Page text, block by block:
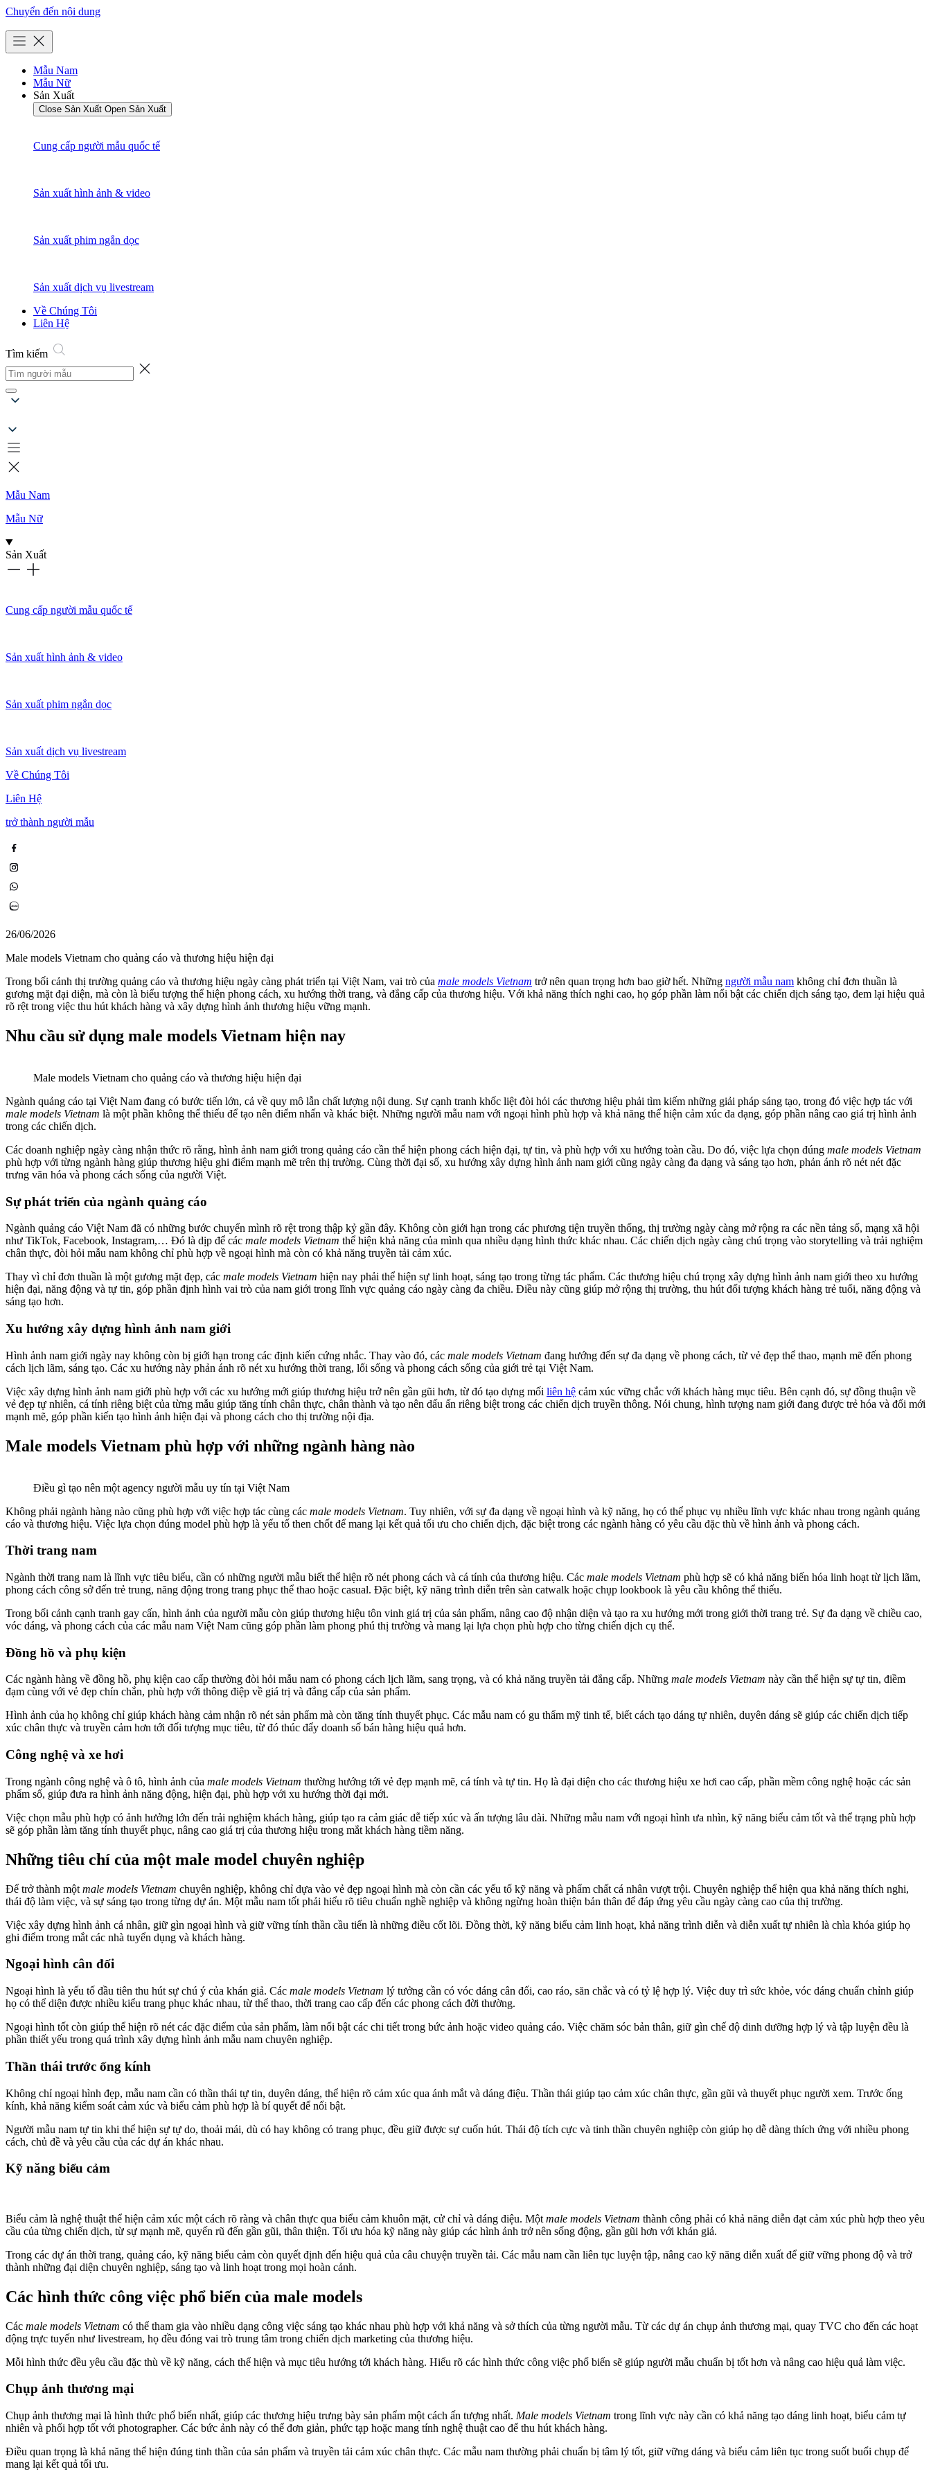
Chuyển đến nội dung
Mẫu Nam
Mẫu Nữ
Sản Xuất
Close Sản Xuất Open Sản Xuất
Cung cấp người mẫu quốc tế
Sản xuất hình ảnh & video
Sản xuất phim ngắn dọc
Sản xuất dịch vụ livestream
Về Chúng Tôi
Liên Hệ
Tìm kiếm
Mẫu Nam
Mẫu Nữ
Sản Xuất
Cung cấp người mẫu quốc tế
Sản xuất hình ảnh & video
Sản xuất phim ngắn dọc
Sản xuất dịch vụ livestream
Về Chúng Tôi
Liên Hệ
trở thành người mẫu
26/06/2026
Male models Vietnam cho quảng cáo và thương hiệu hiện đại
Trong bối cảnh thị trường quảng cáo và thương hiệu ngày càng phát triển tại Việt Nam, vai trò của male models Vietnam trở nên quan trọng hơn bao giờ hết. Những người mẫu nam không chỉ đơn thuần là
gương mặt đại diện, mà còn là biểu tượng thể hiện phong cách, xu hướng thời trang, và đẳng cấp của thương hiệu. Với khả năng thích nghi cao, họ góp phần làm nổi bật các chiến dịch sáng tạo, đem lại hiệu quả
rõ rệt trong việc thu hút khách hàng và xây dựng hình ảnh thương hiệu vững mạnh.
Nhu cầu sử dụng male models Vietnam hiện nay
Male models Vietnam cho quảng cáo và thương hiệu hiện đại
Ngành quảng cáo tại Việt Nam đang có bước tiến lớn, cả về quy mô lẫn chất lượng nội dung. Sự cạnh tranh khốc liệt đòi hỏi các thương hiệu phải tìm kiếm những giải pháp sáng tạo, trong đó việc hợp tác với
male models Vietnam là một phần không thể thiếu để tạo nên điểm nhấn và khác biệt. Những người mẫu nam với ngoại hình phù hợp và khả năng thể hiện cảm xúc đa dạng, góp phần nâng cao giá trị hình ảnh
trong các chiến dịch.
Các doanh nghiệp ngày càng nhận thức rõ rằng, hình ảnh nam giới trong quảng cáo cần thể hiện phong cách hiện đại, tự tin, và phù hợp với xu hướng toàn cầu. Do đó, việc lựa chọn đúng male models Vietnam
phù hợp với từng ngành hàng giúp thương hiệu ghi điểm mạnh mẽ trên thị trường. Cùng thời đại số, xu hướng xây dựng hình ảnh nam giới cũng ngày càng đa dạng và sáng tạo hơn, phản ánh rõ nét nét đặc
trưng văn hóa và phong cách sống của người Việt.
Sự phát triển của ngành quảng cáo
Ngành quảng cáo Việt Nam đã có những bước chuyển mình rõ rệt trong thập kỷ gần đây. Không còn giới hạn trong các phương tiện truyền thống, thị trường ngày càng mở rộng ra các nền tảng số, mạng xã hội
như TikTok, Facebook, Instagram,… Đó là dịp để các male models Vietnam thể hiện khả năng của mình qua nhiều dạng hình thức khác nhau. Các chiến dịch ngày càng chú trọng vào storytelling và trải nghiệm
chân thực, đòi hỏi mẫu nam không chỉ phù hợp về ngoại hình mà còn có khả năng truyền tải cảm xúc.
Thay vì chỉ đơn thuần là một gương mặt đẹp, các male models Vietnam hiện nay phải thể hiện sự linh hoạt, sáng tạo trong từng tác phẩm. Các thương hiệu chú trọng xây dựng hình ảnh nam giới theo xu hướng
hiện đại, năng động và tự tin, góp phần định hình vai trò của nam giới trong lĩnh vực quảng cáo ngày càng đa chiều. Điều này cũng giúp mở rộng thị trường, thu hút đối tượng khách hàng trẻ tuổi, năng động và
sáng tạo hơn.
Xu hướng xây dựng hình ảnh nam giới
Hình ảnh nam giới ngày nay không còn bị giới hạn trong các định kiến cứng nhắc. Thay vào đó, các male models Vietnam đang hướng đến sự đa dạng về phong cách, từ vẻ đẹp thể thao, mạnh mẽ đến phong
cách lịch lãm, sáng tạo. Các xu hướng này phản ánh rõ nét xu hướng thời trang, lối sống và phong cách sống của giới trẻ tại Việt Nam.
Việc xây dựng hình ảnh nam giới phù hợp với các xu hướng mới giúp thương hiệu trở nên gần gũi hơn, từ đó tạo dựng mối liên hệ cảm xúc vững chắc với khách hàng mục tiêu. Bên cạnh đó, sự đồng thuận về
vẻ đẹp tự nhiên, cá tính riêng biệt của từng mẫu giúp tăng tính chân thực, chân thành và tạo nên dấu ấn riêng biệt trong các chiến dịch truyền thông. Nói chung, hình tượng nam giới đang được trẻ hóa và đổi mới
mạnh mẽ, góp phần kiến tạo hình ảnh hiện đại và phong cách cho thị trường nội địa.
Male models Vietnam phù hợp với những ngành hàng nào
Điều gì tạo nên một agency người mẫu uy tín tại Việt Nam
Không phải ngành hàng nào cũng phù hợp với việc hợp tác cùng các male models Vietnam. Tuy nhiên, với sự đa dạng về ngoại hình và kỹ năng, họ có thể phục vụ nhiều lĩnh vực khác nhau trong ngành quảng
cáo và thương hiệu. Việc lựa chọn đúng model phù hợp là yếu tố then chốt để mang lại kết quả tối ưu cho chiến dịch, đặc biệt trong các ngành hàng có yêu cầu đặc thù về hình ảnh và phong cách.
Thời trang nam
Ngành thời trang nam là lĩnh vực tiêu biểu, cần có những người mẫu biết thể hiện rõ nét phong cách và cá tính của thương hiệu. Các male models Vietnam phù hợp sẽ có khả năng biến hóa linh hoạt từ lịch lãm,
phong cách công sở đến trẻ trung, năng động trong trang phục thể thao hoặc casual. Đặc biệt, kỹ năng trình diễn trên sàn catwalk hoặc chụp lookbook là yêu cầu không thể thiếu.
Trong bối cảnh cạnh tranh gay cấn, hình ảnh của người mẫu còn giúp thương hiệu tôn vinh giá trị của sản phẩm, nâng cao độ nhận diện và tạo ra xu hướng mới trong giới thời trang trẻ. Sự đa dạng về chiều cao,
vóc dáng, và phong cách của các mẫu nam Việt Nam cũng góp phần làm phong phú thị trường và mang lại lựa chọn phù hợp cho từng chiến dịch cụ thể.
Đồng hồ và phụ kiện
Các ngành hàng về đồng hồ, phụ kiện cao cấp thường đòi hỏi mẫu nam có phong cách lịch lãm, sang trọng, và có khả năng truyền tải đẳng cấp. Những male models Vietnam này cần thể hiện sự tự tin, điềm
đạm cùng với vẻ đẹp chín chắn, phù hợp với thông điệp về giá trị và đẳng cấp của sản phẩm.
Hình ảnh của họ không chỉ giúp khách hàng cảm nhận rõ nét sản phẩm mà còn tăng tính thuyết phục. Các mẫu nam có gu thẩm mỹ tinh tế, biết cách tạo dáng tự nhiên, duyên dáng sẽ giúp các chiến dịch tiếp
xúc chân thực và truyền cảm hơn tới đối tượng mục tiêu, từ đó thúc đẩy doanh số bán hàng hiệu quả hơn.
Công nghệ và xe hơi
Trong ngành công nghệ và ô tô, hình ảnh của male models Vietnam thường hướng tới vẻ đẹp mạnh mẽ, cá tính và tự tin. Họ là đại diện cho các thương hiệu xe hơi cao cấp, phần mềm công nghệ hoặc các sản
phẩm số, giúp đưa ra hình ảnh năng động, hiện đại, phù hợp với xu hướng thời đại mới.
Việc chọn mẫu phù hợp có ảnh hưởng lớn đến trải nghiệm khách hàng, giúp tạo ra cảm giác dễ tiếp xúc và ấn tượng lâu dài. Những mẫu nam với ngoại hình ưa nhìn, kỹ năng biểu cảm tốt và thể trạng phù hợp
sẽ góp phần làm tăng tính thuyết phục, nâng cao giá trị của thương hiệu trong mắt khách hàng tiềm năng.
Những tiêu chí của một male model chuyên nghiệp
Để trở thành một male models Vietnam chuyên nghiệp, không chỉ dựa vào vẻ đẹp ngoại hình mà còn cần các yếu tố kỹ năng và phẩm chất cá nhân vượt trội. Chuyên nghiệp thể hiện qua khả năng thích nghi,
thái độ làm việc, và sự sáng tạo trong từng dự án. Một mẫu nam tốt phải hiểu rõ tiêu chuẩn nghề nghiệp và không ngừng hoàn thiện bản thân để đáp ứng yêu cầu ngày càng cao của thị trường.
Việc xây dựng hình ảnh cá nhân, giữ gìn ngoại hình và giữ vững tính thần cầu tiến là những điều cốt lõi. Đồng thời, kỹ năng biểu cảm linh hoạt, khả năng trình diễn và diễn xuất tự nhiên là chìa khóa giúp họ
ghi điểm trong mắt các nhà tuyển dụng và khách hàng.
Ngoại hình cân đối
Ngoại hình là yếu tố đầu tiên thu hút sự chú ý của khán giả. Các male models Vietnam lý tưởng cần có vóc dáng cân đối, cao ráo, săn chắc và có tỷ lệ hợp lý. Việc duy trì sức khỏe, vóc dáng chuẩn chỉnh giúp
họ có thể diện được nhiều kiểu trang phục khác nhau, từ thể thao, thời trang cao cấp đến các phong cách đời thường.
Ngoại hình tốt còn giúp thể hiện rõ nét các đặc điểm của sản phẩm, làm nổi bật các chi tiết trong bức ảnh hoặc video quảng cáo. Việc chăm sóc bản thân, giữ gìn chế độ dinh dưỡng hợp lý và tập luyện đều là
phần thiết yếu trong quá trình xây dựng hình ảnh mẫu nam chuyên nghiệp.
Thần thái trước ống kính
Không chỉ ngoại hình đẹp, mẫu nam cần có thần thái tự tin, duyên dáng, thể hiện rõ cảm xúc qua ánh mắt và dáng điệu. Thần thái giúp tạo cảm xúc chân thực, gần gũi và thuyết phục người xem. Trước ống
kính, khả năng kiểm soát cảm xúc và biểu cảm phù hợp là bí quyết để nổi bật.
Người mẫu nam tự tin khi thể hiện sự tự do, thoải mái, dù có hay không có trang phục, đều giữ được sự cuốn hút. Thái độ tích cực và tinh thần chuyên nghiệp còn giúp họ dễ dàng thích ứng với nhiều phong
cách, chủ đề và yêu cầu của các dự án khác nhau.
Kỹ năng biểu cảm
Biểu cảm là nghệ thuật thể hiện cảm xúc một cách rõ ràng và chân thực qua biểu cảm khuôn mặt, cử chỉ và dáng điệu. Một male models Vietnam thành công phải có khả năng diễn đạt cảm xúc phù hợp theo yêu
cầu của từng chiến dịch, từ sự mạnh mẽ, quyến rũ đến gần gũi, thân thiện. Tối ưu hóa kỹ năng này giúp các hình ảnh trở nên sống động, gần gũi hơn với khán giả.
Trong các dự án thời trang, quảng cáo, kỹ năng biểu cảm còn quyết định đến hiệu quả của câu chuyện truyền tải. Các mẫu nam cần liên tục luyện tập, nâng cao kỹ năng diễn xuất để giữ vững phong độ và trở
thành những đại diện chuyên nghiệp, sáng tạo và linh hoạt trong mọi hoàn cảnh.
Các hình thức công việc phổ biến của male models
Các male models Vietnam có thể tham gia vào nhiều dạng công việc sáng tạo khác nhau phù hợp với khả năng và sở thích của từng người mẫu. Từ các dự án chụp ảnh thương mại, quay TVC cho đến các hoạt
động trực tuyến như livestream, họ đều đóng vai trò trung tâm trong chiến dịch marketing của thương hiệu.
Mỗi hình thức đều yêu cầu đặc thù về kỹ năng, cách thể hiện và mục tiêu hướng tới khách hàng. Hiểu rõ các hình thức công việc phổ biến sẽ giúp người mẫu chuẩn bị tốt hơn và nâng cao hiệu quả làm việc.
Chụp ảnh thương mại
Chụp ảnh thương mại là hình thức phổ biến nhất, giúp các thương hiệu trưng bày sản phẩm một cách ấn tượng nhất. Male models Vietnam trong lĩnh vực này cần có khả năng tạo dáng linh hoạt, biểu cảm tự
nhiên và phối hợp tốt với photographer. Các bức ảnh này có thể đơn giản, phức tạp hoặc mang tính nghệ thuật cao để thu hút khách hàng.
Điều quan trọng là khả năng thể hiện đúng tinh thần của sản phẩm và truyền tải cảm xúc chân thực. Các mẫu nam thường phải chuẩn bị tâm lý tốt, giữ vững dáng và biểu cảm liên tục trong suốt buổi chụp để
mang lại kết quả tối ưu.